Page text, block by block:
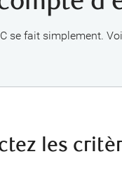
se fait simplement.
les